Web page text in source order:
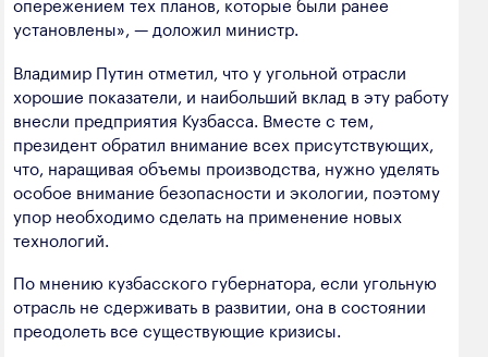
установлены», — доложил министр.
Владимир Путин отметил, что у угольной отрасли
хорошие показатели, и наибольший вклад в эту работу
внесли предприятия Кузбасса. Вместе с тем,
президент обратил внимание всех присутствующих,
что, наращивая объемы производства, нужно уделять
особое внимание безопасности и экологии, поэтому
упор необходимо сделать на применение новых
технологий.
По мнению кузбасского губернатора, если угольную
отрасль не сдерживать в развитии, она в состоянии
преодолеть все существующие кризисы.